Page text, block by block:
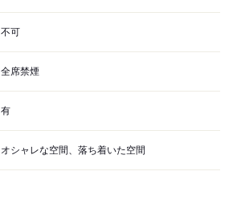
不可
全席禁煙
有
オシャレな空間、落ち着いた空間